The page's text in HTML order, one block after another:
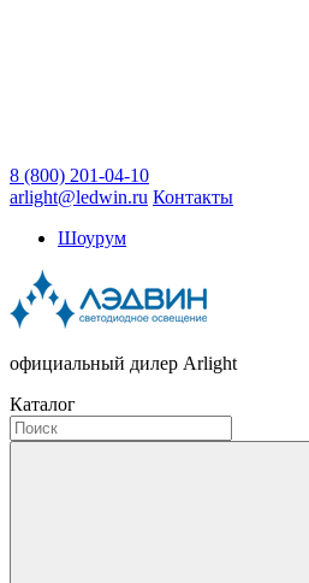
8 (800) 201-04-10
arlight@ledwin.ru Контакты
Шоурум
официальный дилер Arlight
Каталог